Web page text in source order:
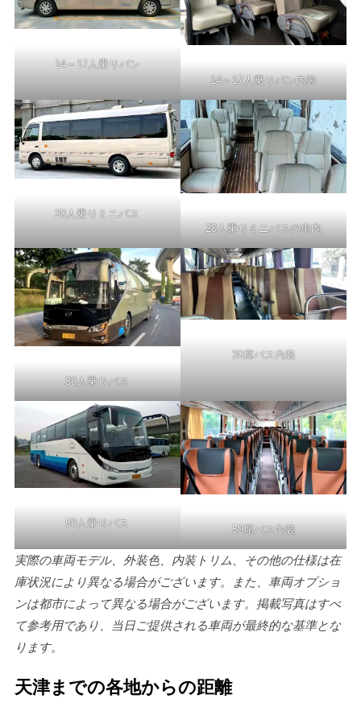
14～17人乗りバン
14～17人乗りバン内装
20人乗りミニバス
20人乗りミニバスの車内
30人乗りバス
30席バス内装
50人乗りバス 50席バス内装
実際の車両モデル、外装色、内装トリム、その他の仕様は在
庫状況により異なる場合がございます。また、車両オプショ
ンは都市によって異なる場合がございます。掲載写真はすべ
て参考用であり、当日ご提供される車両が最終的な基準とな
ります。
天津までの各地からの距離